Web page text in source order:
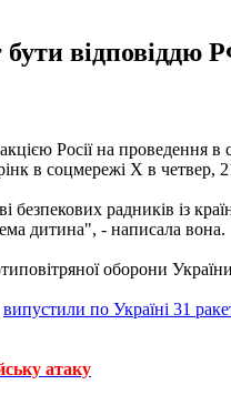
відповіддю
Росії на проведення
в соцмережі Х в четвер,
безпекових радників із
дитина", - написала вона.
оборони України
випустили по Україні 31
атаку